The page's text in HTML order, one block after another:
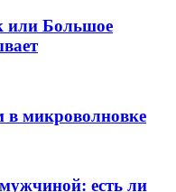
или Большое
в микроволновке
есть ли